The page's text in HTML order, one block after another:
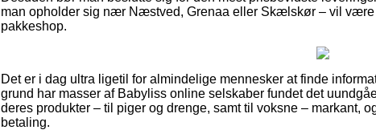
man opholder sig nær Næstved, Grenaa eller Skælskør – vil være
pakkeshop.
Det er i dag ultra ligetil for almindelige mennesker at finde
grund har masser af Babyliss online selskaber fundet det
deres produkter – til piger og drenge, samt til voksne – markant,
betaling.